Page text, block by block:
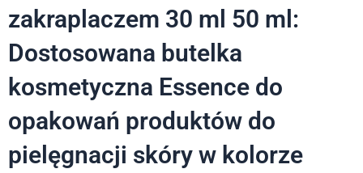
zakraplaczem 30 ml 50 ml:
Dostosowana butelka
kosmetyczna Essence do
opakowań produktów do
pielęgnacji skóry w kolorze